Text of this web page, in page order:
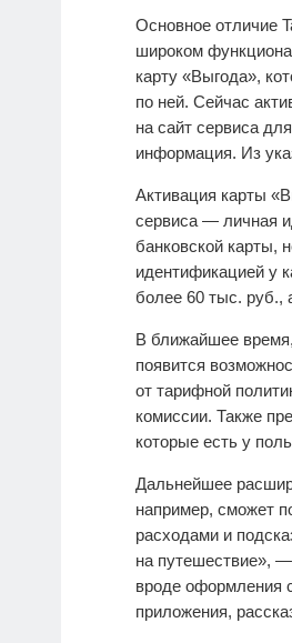
Основное отличие
широком
карту «Выгода»,
по ней. Сейчас
на сайт сервиса
информация. Из
Активация карты
сервиса — личная
банковской карты,
идентификацией у
более 60 тыс. руб.,
В ближайшее
появится
от тарифной
комиссии. Также
которые есть у
Дальнейшее
например, сможет
расходами и
на путешествие»,
вроде оформления
приложения,